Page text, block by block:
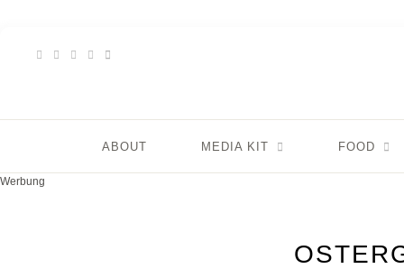
ABOUT MEDIA KIT FOOD
Werbung